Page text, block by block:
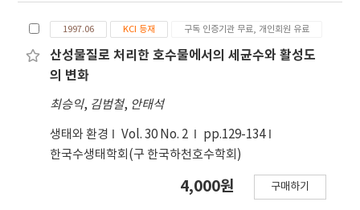
1997.06 KCI 등재 구독 인증기관 무료, 개인회원 유료
산성물질로 처리한 호수물에서의 세균수와 활성도
의 변화
최승익, 김범철, 안태석
생태와 환경 Vol. 30 No. 2
pp.129-134
한국수생태학회(구 한국하천호수학회)
4,000원 구매하기